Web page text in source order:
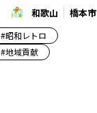
和歌山 橋本市
#昭和レトロ
#地域貢献